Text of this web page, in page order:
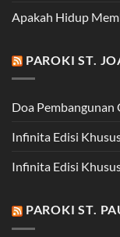
Apakah Hidup
PAROKI ST.
Doa Pembangunan
Infinita Edisi
Infinita Edisi
PAROKI ST.